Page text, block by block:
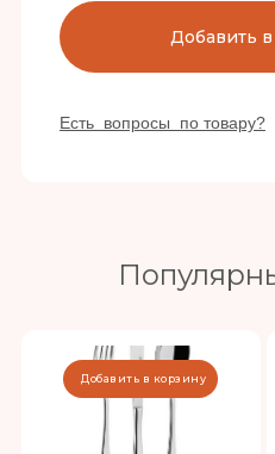
Добавить
Есть вопросы по товару?
Добавить в корзину